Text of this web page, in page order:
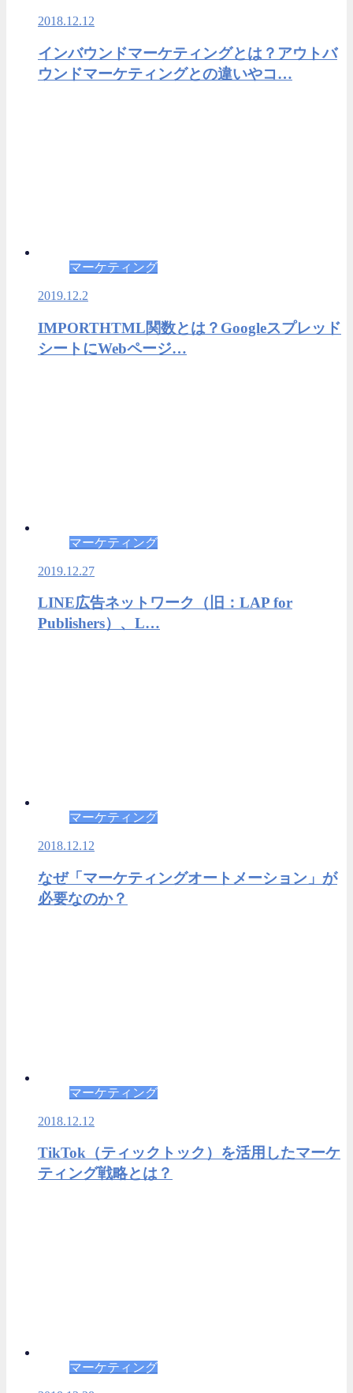
2018.12.12
インバウンドマーケティングとは？アウトバ
ウンドマーケティングとの違いやコ…
マーケティング
2019.12.2
IMPORTHTML関数とは？Googleスプレッド
シートにWebページ…
マーケティング
2019.12.27
LINE広告ネットワーク（旧：LAP for
Publishers）、L…
マーケティング
2018.12.12
なぜ「マーケティングオートメーション」が
必要なのか？
マーケティング
2018.12.12
TikTok（ティックトック）を活用したマーケ
ティング戦略とは？
マーケティング